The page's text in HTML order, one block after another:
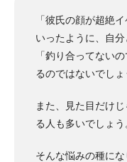
「彼氏の顔が超絶
いったように、自分
「釣り合ってない
るのではないでしょ
また、見た目だけ
る人も多いでしょう
そんな悩みの種に